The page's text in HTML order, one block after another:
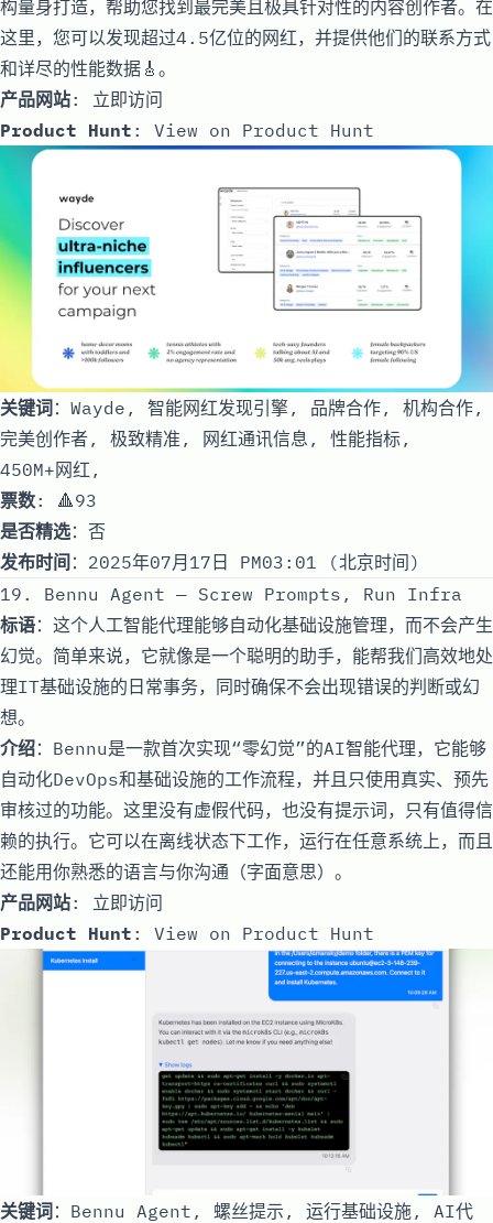
构量身打造，帮助您找到最完美且极具针对性的内容创作者。在
这里，您可以发现超过4.5亿位的网红，并提供他们的联系方式
和详尽的性能数据🎸。
产品网站: 立即访问
Product Hunt : View on Product Hunt
关键词：Wayde, 智能网红发现引擎, 品牌合作, 机构合作,
完美创作者, 极致精准, 网红通讯信息, 性能指标,
450M+网红,
票数: 🔺93
是否精选：否
发布时间 ：2025年07月17日 PM03:01 (北京时间)
19. Bennu Agent — Screw Prompts, Run Infra
标语：这个人工智能代理能够自动化基础设施管理，而不会产生
幻觉。简单来说，它就像是一个聪明的助手，能帮我们高效地处
理IT基础设施的日常事务，同时确保不会出现错误的判断或幻
想。
介绍：Bennu是一款首次实现“零幻觉”的AI智能代理，它能够
自动化DevOps和基础设施的工作流程，并且只使用真实、预先
审核过的功能。这里没有虚假代码，也没有提示词，只有值得信
赖的执行。它可以在离线状态下工作，运行在任意系统上，而且
还能用你熟悉的语言与你沟通（字面意思）。
产品网站: 立即访问
Product Hunt : View on Product Hunt
关键词：Bennu Agent, 螺丝提示, 运行基础设施, AI代